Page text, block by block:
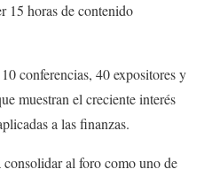
15 horas de contenido
conferencias, 40 expositores y
muestran el creciente interés
a las finanzas.
consolidar al foro como uno de